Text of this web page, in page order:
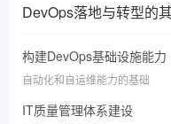
DevOps落地与转型的
构建DevOps基础设施能力
自动化和自运维能力的基础
IT质量管理体系建设